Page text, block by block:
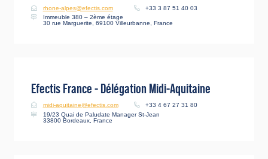
rhone-alpes@efectis.com
+33 3 87 51 40 03
Immeuble 380 – 2ème étage
30 rue Marguerite, 69100 Villeurbanne, France
Efectis France - Délégation Midi-Aquitaine
midi-aquitaine@efectis.com
+33 4 67 27 31 80
19/23 Quai de Paludate Manager St-Jean
33800 Bordeaux, France